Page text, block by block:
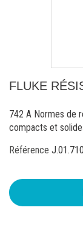
FLUKE
742 A Normes de
compacts et
Référence J.01.710